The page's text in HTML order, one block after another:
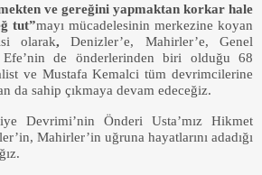
ve gereğini yapmaktan korkar hale
tut”mayı mücadelesinin merkezine koyan
olarak,Denizler’e,
Mahirler’e, Genel
Efe’nin de önderlerinden biri olduğu 68
ve Mustafa Kemalci tüm devrimcilerine
da sahip çıkmaya devam edeceğiz.
Devrimi’nin Önderi Usta’mız Hikmet
Mahirler’in uğruna hayatlarını adadığı